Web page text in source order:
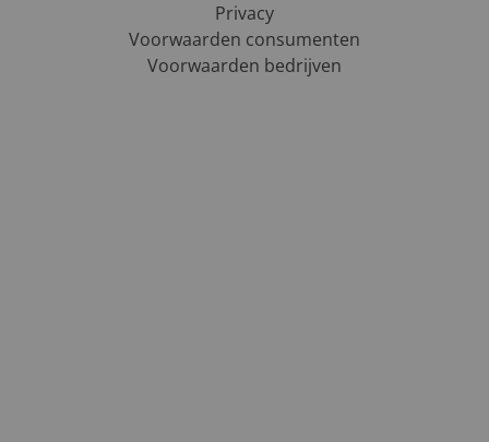
Privacy
Voorwaarden consumenten
Voorwaarden bedrijven